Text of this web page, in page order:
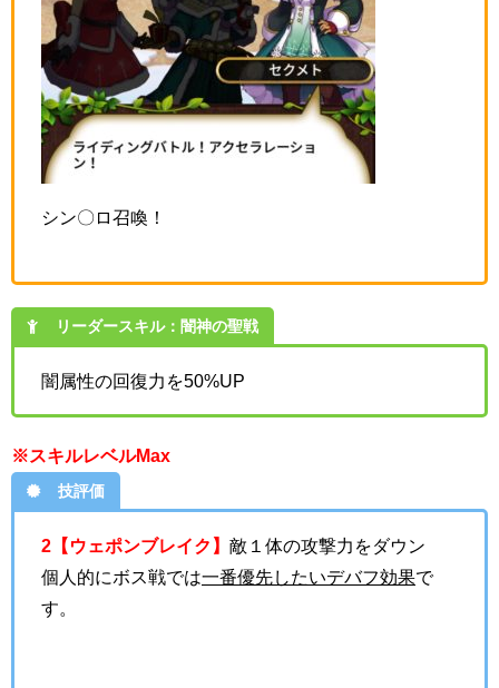
シン〇ロ召喚！
リーダースキル：闇神の聖戦
闇属性の回復力を50%UP
※スキルレベルMax
技評価
2【ウェポンブレイク】 敵１体の攻撃力をダウン
個人的にボス戦では一番優先したいデバフ効果で
す。